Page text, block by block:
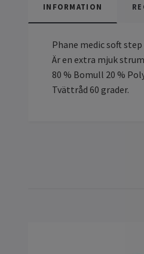
INFORMATION
Phane medic soft
Är en extra mjuk
80 % Bomull 20 %
Tvättråd 60 grader.